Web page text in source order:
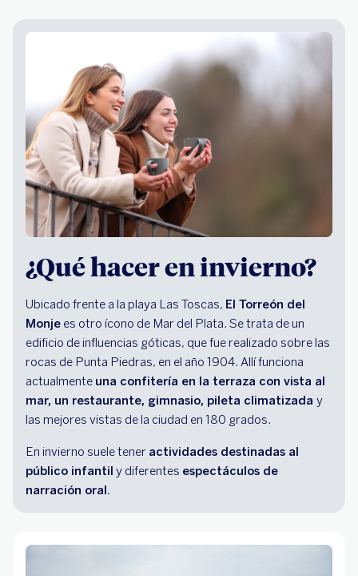
¿Qué hacer en invierno?
Ubicado frente a la playa Las Toscas, El Torreón del
Monje es otro ícono de Mar del Plata. Se trata de un
edificio de influencias góticas, que fue realizado sobre las
rocas de Punta Piedras, en el año 1904. Allí funciona
actualmente una confitería en la terraza con vista al
mar, un restaurante, gimnasio, pileta climatizada y
las mejores vistas de la ciudad en 180 grados.
En invierno suele tener actividades destinadas al
público infantil y diferentes espectáculos de
narración oral.